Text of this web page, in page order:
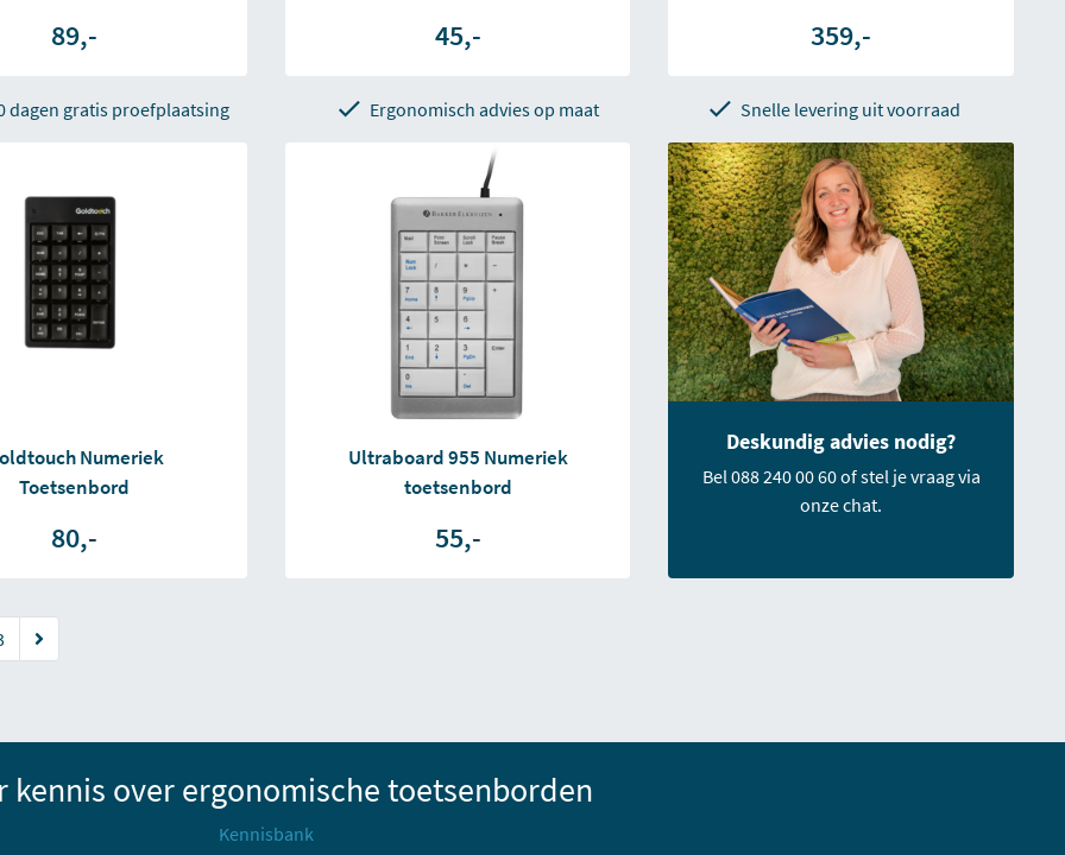
89,- 45,- 359,-
dagen gratis proefplaatsing Ergonomisch advies op maat Snelle levering uit voorraad
Numeriek
Toetsenbord
80,-
Ultraboard 955 Numeriek
toetsenbord
55,-
Deskundig advies nodig?
Bel 088 240 00 60 of stel je vraag via
onze chat.
kennis over ergonomische toetsenborden
Kennisbank